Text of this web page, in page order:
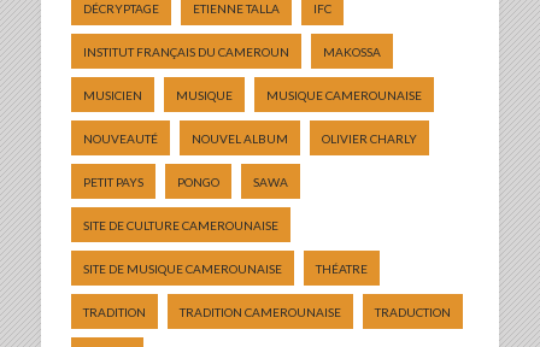
DÉCRYPTAGE ETIENNE TALLA IFC
INSTITUT FRANÇAIS DU CAMEROUN MAKOSSA
MUSICIEN MUSIQUE MUSIQUE CAMEROUNAISE
NOUVEAUTÉ NOUVEL ALBUM OLIVIER CHARLY
PETIT PAYS PONGO SAWA
SITE DE CULTURE CAMEROUNAISE
SITE DE MUSIQUE CAMEROUNAISE THÉATRE
TRADITION TRADITION CAMEROUNAISE TRADUCTION